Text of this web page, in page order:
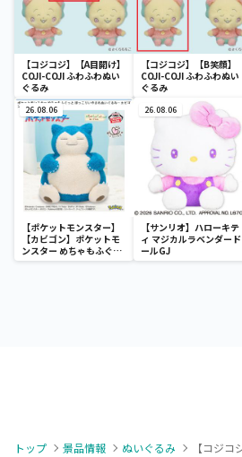
【コジコジ】【A目開け】
COJI-COJI ふわふわぬい
ぐるみ
【コジコジ】【B笑顔】
COJI-COJI ふわふわぬい
ぐるみ
26.08.06
【ポケットモンスター】
【カビゴン】ポケットモ
ンスター めちゃもふぐっ
と ほっこりいやされぬい
26.08.06
【サンリオ】ハローキテ
ィ マジカルラベンダード
ールGJ
トップ 景品情報 ぬいぐるみ